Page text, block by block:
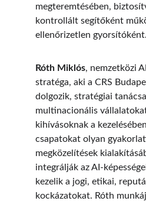
megteremtésében,
kontrollált segítőként
ellenőrizetlen gyorsítóként.
Róth Miklós, nemzetközi
stratéga, aki a CRS
dolgozik, stratégiai
multinacionális
kihívásoknak a
csapatokat olyan
megközelítések
integrálják az AI-
kezelik a jogi, etikai,
kockázatokat. Róth